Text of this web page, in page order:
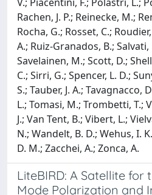
Rachen, J. P.; Reinecke, M.;
Rocha, G.; Rosset, C.;
A.; Ruiz-Granados, B.;
Savelainen, M.; Scott, D.;
C.; Sirri, G.; Spencer, L. D.;
S.; Tauber, J. A.; Tavagnacco,
L.; Tomasi, M.; Trombetti, T.;
J.; Van Tent, B.; Vibert, L.;
N.; Wandelt, B. D.; Wehus, I.
D. M.; Zacchei, A.; Zonca, A.
LiteBIRD: A Satellite for
Mode Polarization and